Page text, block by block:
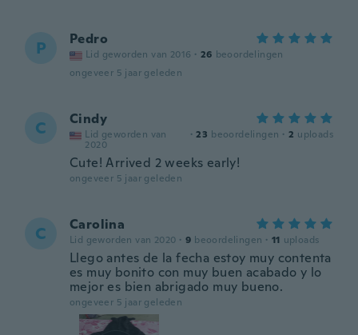
P Pedro
Lid geworden van 2016 · 26 beoordelingen
ongeveer 5 jaar geleden
C Cindy
Lid geworden van
2020
· 23 beoordelingen · 2 uploads
Cute! Arrived 2 weeks early!
ongeveer 5 jaar geleden
C Carolina
Lid geworden van 2020 · 9 beoordelingen · 11 uploads
Llego antes de la fecha estoy muy contenta
es muy bonito con muy buen acabado y lo
mejor es bien abrigado muy bueno.
ongeveer 5 jaar geleden